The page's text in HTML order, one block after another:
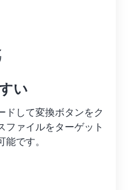
い
ドして変換ボタンをク
ファイルをターゲット
です。